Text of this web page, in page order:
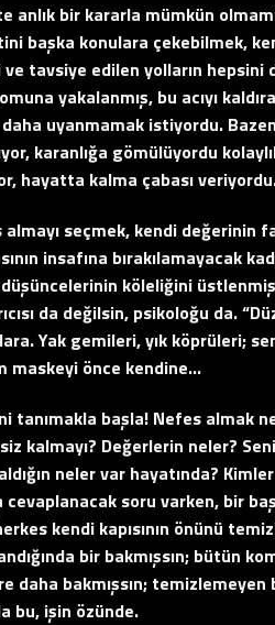
anlık bir kararla mümkün
başka konulara çekebilmek,
tavsiye edilen yolların
yakalanmış, bu acıyı
uyanmamak istiyordu.
karanlığa gömülüyordu
hayatta kalma çabası
seçmek, kendi değerinin
insafına bırakılamayacak
köleliğini
da değilsin, psikoloğu da.
Yak gemileri, yık köprüleri;
maskeyi önce kendine…
tanımakla başla! Nefes almak
kalmayı? Değerlerin neler?
neler var hayatında?
cevaplanacak soru varken, bir
kendi kapısının önünü
bir bakmışsın; bütün
daha bakmışsın;
bu, işin özünde.